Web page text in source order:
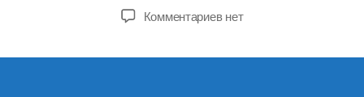
записи
Комментариевк
нет